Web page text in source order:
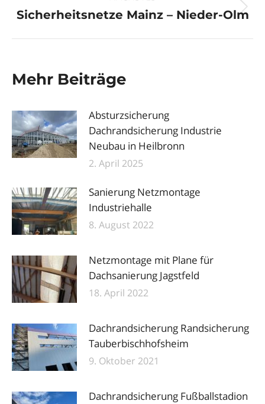
Nächster
Sicherheitsnetze Mainz – Nieder-Olm
Mehr Beiträge
Absturzsicherung
Dachrandsicherung Industrie
Neubau in Heilbronn
2. April 2025
Sanierung Netzmontage
Industriehalle
8. August 2022
Netzmontage mit Plane für
Dachsanierung Jagstfeld
18. April 2022
Dachrandsicherung Randsicherung
Tauberbischhofsheim
9. Oktober 2021
Dachrandsicherung Fußballstadion